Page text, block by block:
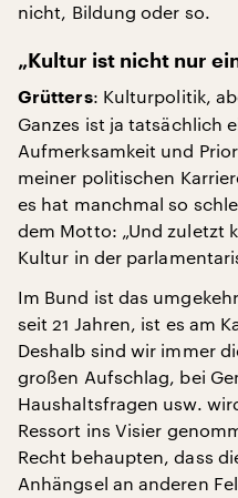
nicht, Bildung oder so.
„Kultur ist nicht nur
Grütters: Kulturpolitik,
Ganzes ist ja tatsächlich
Aufmerksamkeit und
meiner politischen
es hat manchmal so
dem Motto: „Und zuletzt
Kultur in der
Im Bund ist das
seit 21 Jahren, ist es am
Deshalb sind wir immer
großen Aufschlag, bei
Haushaltsfragen usw.
Ressort ins Visier
Recht behaupten, dass
Anhängsel an anderen